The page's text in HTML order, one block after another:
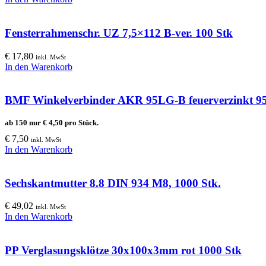
Fensterrahmenschr. UZ 7,5×112 B-ver. 100 Stk
€ 17,80 inkl. MwSt
In den Warenkorb
BMF Winkelverbinder AKR 95LG-B feuerverzinkt
ab 150 nur € 4,50 pro Stück.
€ 7,50 inkl. MwSt
In den Warenkorb
Sechskantmutter 8.8 DIN 934 M8, 1000 Stk.
€ 49,02 inkl. MwSt
In den Warenkorb
PP Verglasungsklötze 30x100x3mm rot 1000 Stk